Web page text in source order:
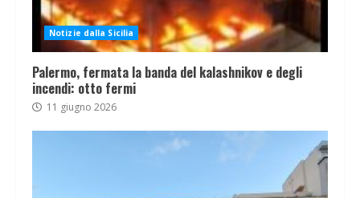
Notizie dalla Sicilia
Palermo, fermata la banda del kalashnikov e degli
incendi: otto fermi
11 giugno 2026